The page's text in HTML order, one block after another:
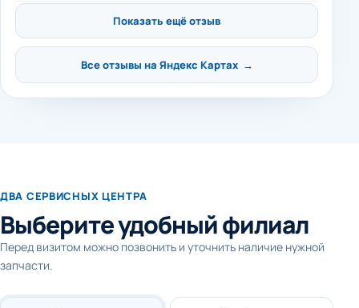
Показать ещё отзыв
Все отзывы на Яндекс Картах →
ДВА СЕРВИСНЫХ ЦЕНТРА
Выберите удобный филиал
Перед визитом можно позвонить и уточнить наличие нужной
запчасти.